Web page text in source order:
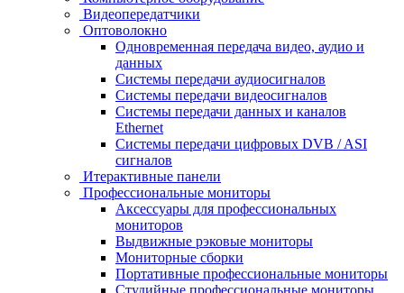
Видеопередатчики
Оптоволокно
Одновременная передача видео, аудио и
данных
Системы передачи аудиосигналов
Системы передачи видеосигналов
Системы передачи данных и каналов
Ethernet
Системы передачи цифровых DVB / ASI
сигналов
Итерактивные панели
Профессиональные мониторы
Аксессуары для профессиональных
мониторов
Выдвижные рэковые мониторы
Мониторные сборки
Портативные профессиональные мониторы
Студийные профессиональные мониторы